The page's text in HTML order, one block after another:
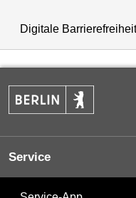
Digitale Barrierefreiheit
Service